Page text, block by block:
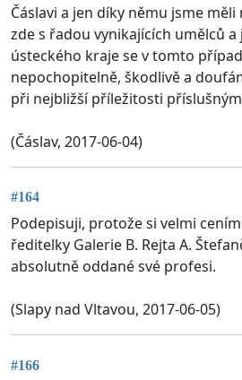
Čáslavi a jen díky němu jsme
zde s řadou vynikajících umělců a
ústeckého kraje se v tomto
nepochopitelně, škodlivě a
při nejbližší příležitosti
(Čáslav, 2017-06-04)
#164
Podepisuji, protože si velmi
ředitelky Galerie B. Rejta A.
absolutně oddané své profesi.
(Slapy nad Vltavou, 2017-06-05)
#166